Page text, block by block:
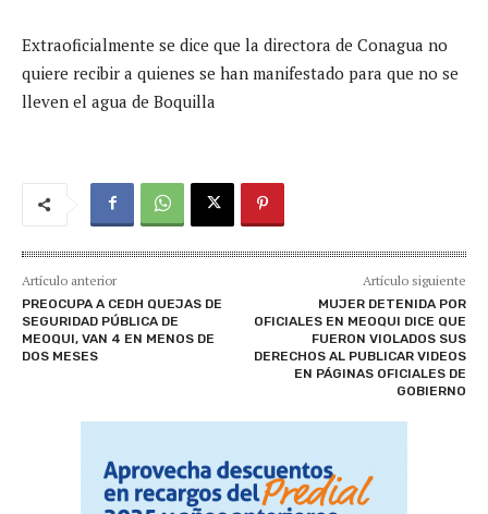
Extraoficialmente se dice que la directora de Conagua no
quiere recibir a quienes se han manifestado para que no se
lleven el agua de Boquilla
Artículo anterior
PREOCUPA A CEDH QUEJAS DE
SEGURIDAD PÚBLICA DE
MEOQUI, VAN 4 EN MENOS DE
DOS MESES
Artículo siguiente
MUJER DETENIDA POR
OFICIALES EN MEOQUI DICE QUE
FUERON VIOLADOS SUS
DERECHOS AL PUBLICAR VIDEOS
EN PÁGINAS OFICIALES DE
GOBIERNO